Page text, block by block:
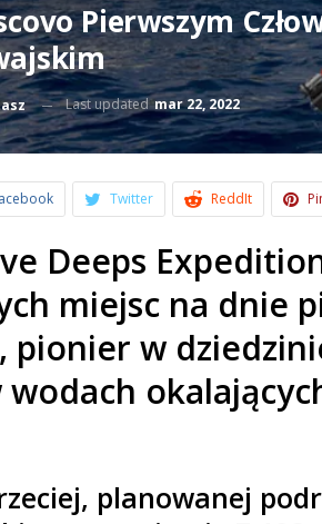
Pierwszym
Last updated mar 22, 2022
Twitter ReddIt
Deeps
miejsc na dnie
pionier w
wodach
planowanej